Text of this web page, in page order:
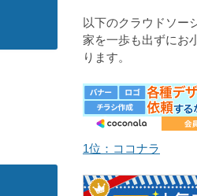
以下のクラウドソー
家を一歩も出ずにお
ります。
1位：ココナラ